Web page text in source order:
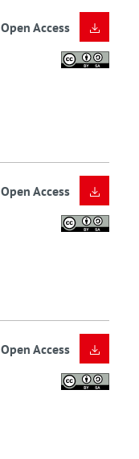
Open Access
Open Access
Open Access